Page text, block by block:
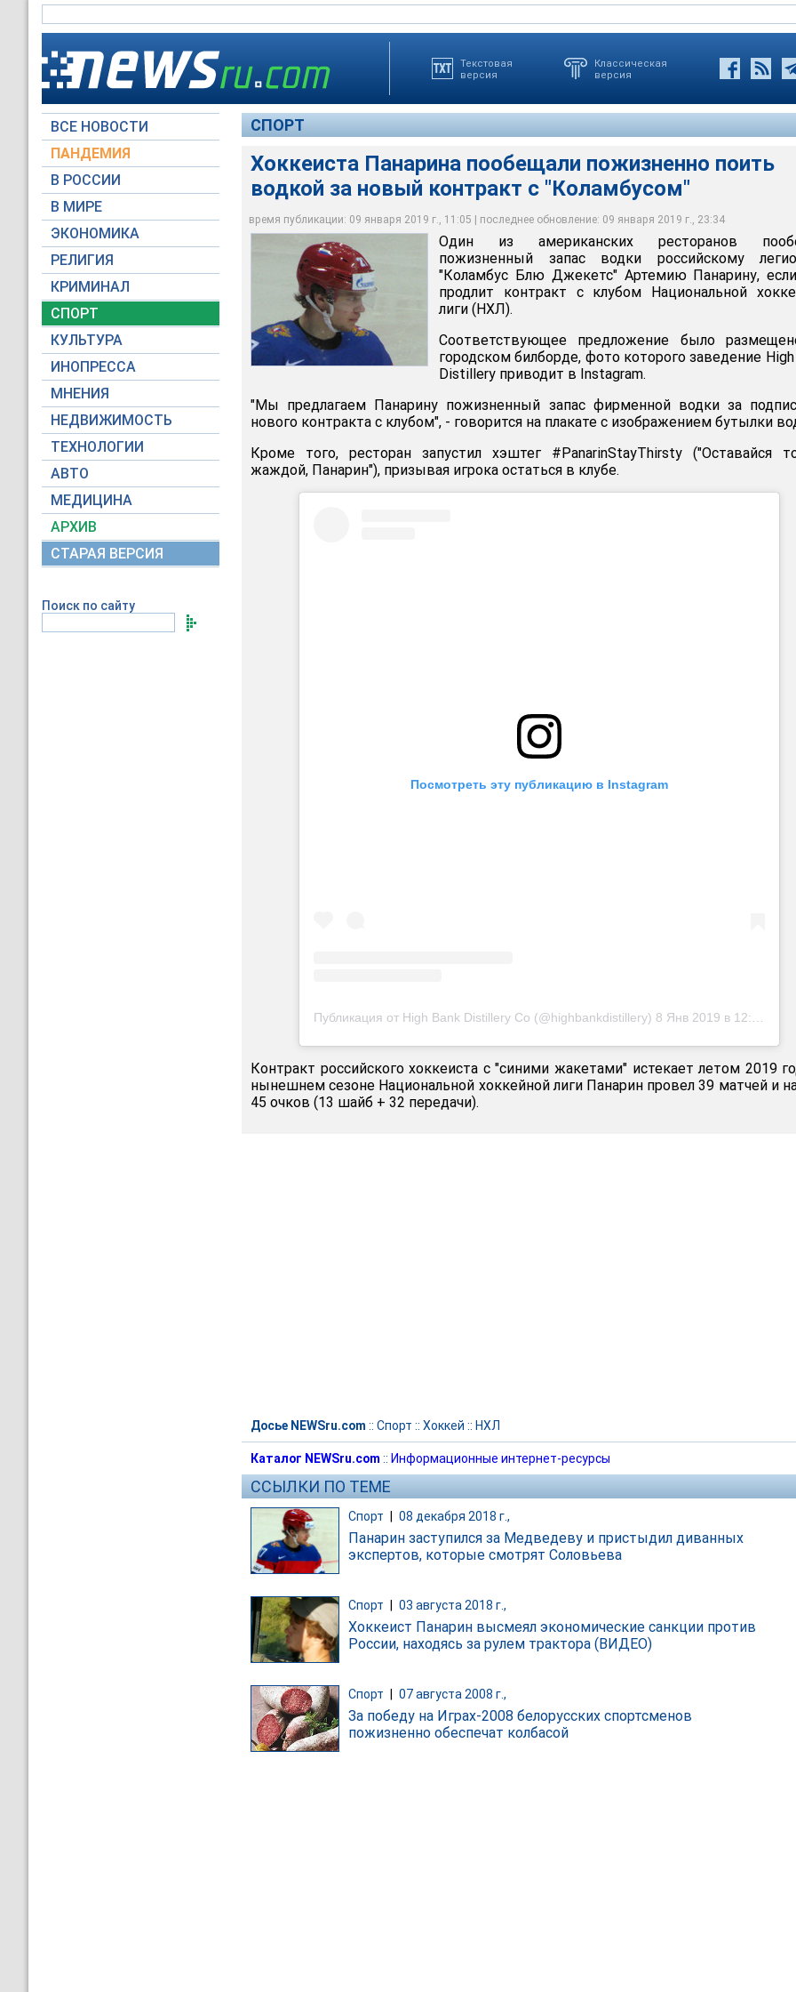
Текстовая
версия
Классическая
версия
ВСЕ НОВОСТИ
ПАНДЕМИЯ
В РОССИИ
В МИРЕ
ЭКОНОМИКА
РЕЛИГИЯ
КРИМИНАЛ
СПОРТ
КУЛЬТУРА
ИНОПРЕССА
МНЕНИЯ
НЕДВИЖИМОСТЬ
ТЕХНОЛОГИИ
АВТО
МЕДИЦИНА
АРХИВ
СТАРАЯ ВЕРСИЯ
Поиск по сайту
СПОРТ
Хоккеиста Панарина пообещали пожизненно поить
водкой за новый контракт с "Коламбусом"
время публикации: 09 января 2019 г., 11:05 | последнее обновление: 09 января 2019 г., 23:34
Хоккеиста Панарина пообещали пожизненно поить водкой за новый контракт с
"Коламбусом"
Сидик из ПТУ / wikipedia.orgОдин из американских ресторанов
пожизненный запас водки российскому
"Коламбус Блю Джекетс" Артемию Панарину,
продлит контракт с клубом Национальной
лиги (НХЛ).
Соответствующее предложение было
городском билборде, фото которого заведение High
Distillery приводит в Instagram.
"Мы предлагаем Панарину пожизненный запас фирменной водки за
нового контракта с клубом", - говорится на плакате с изображением бутылки
Кроме того, ресторан запустил хэштег #PanarinStayThirsty ("Оставайся
жаждой, Панарин"), призывая игрока остаться в клубе.
Посмотреть эту публикацию в Instagram
Публикация от High Bank Distillery Co (@highbankdistillery) 8 Янв 2019 в 12:58 PST
Контракт российского хоккеиста с "синими жакетами" истекает летом 2019
нынешнем сезоне Национальной хоккейной лиги Панарин провел 39 матчей и
45 очков (13 шайб + 32 передачи).
Досье NEWSru.com :: Спорт :: Хоккей :: НХЛ
Каталог NEWSru.com :: Информационные интернет-ресурсы
ССЫЛКИ ПО ТЕМЕ
Спорт | 08 декабря 2018 г.,
Панарин заступился за Медведеву и пристыдил диванных
экспертов, которые смотрят Соловьева
Спорт 03 августа 2018 г.,
Хоккеист Панарин высмеял экономические санкции против
России, находясь за рулем трактора (ВИДЕО)
Спорт 07 августа 2008 г.,
За победу на Играх-2008 белорусских спортсменов
пожизненно обеспечат колбасой